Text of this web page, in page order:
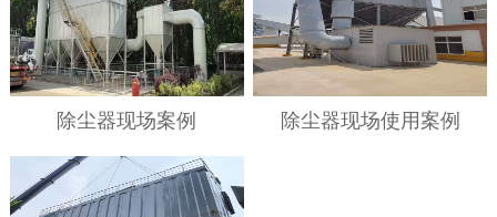
除尘器现场案例 除尘器现场使用案例